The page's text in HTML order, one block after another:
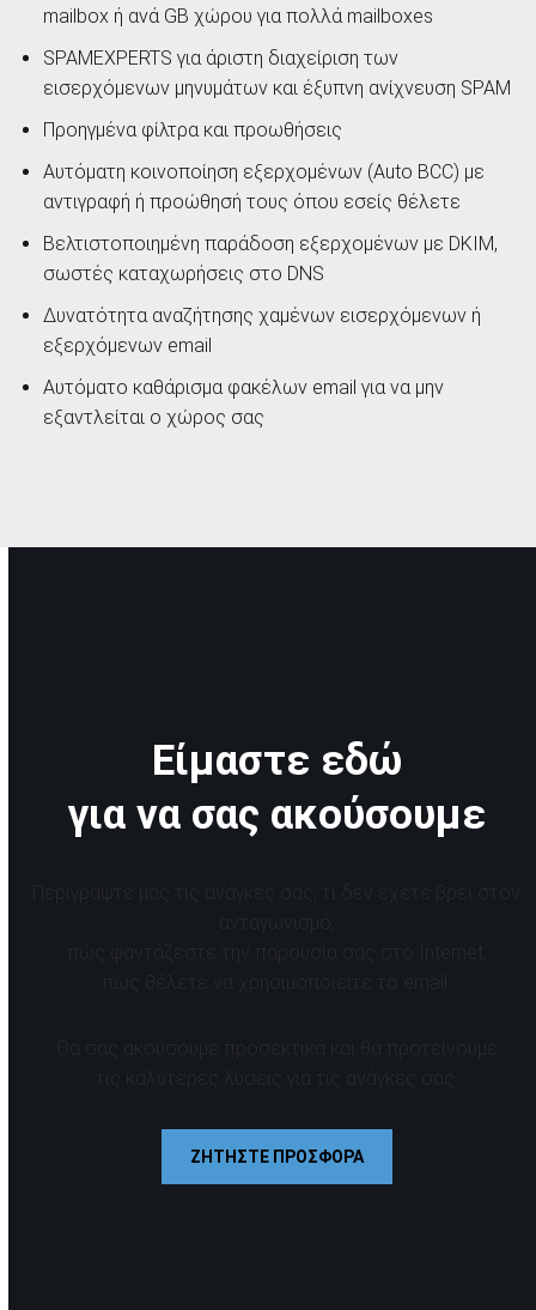
mailbox ή ανά GB χώρου για πολλά mailboxes
SPAMEXPERTS για άριστη διαχείριση των
εισερχόμενων μηνυμάτων και έξυπνη ανίχνευση SPAM
Προηγμένα φίλτρα και προωθήσεις
Αυτόματη κοινοποίηση εξερχομένων (Auto BCC) με
αντιγραφή ή προώθησή τους όπου εσείς θέλετε
Βελτιστοποιημένη παράδοση εξερχομένων με DKIM,
σωστές καταχωρήσεις στο DNS
Δυνατότητα αναζήτησης χαμένων εισερχόμενων ή
εξερχόμενων email
Αυτόματο καθάρισμα φακέλων email για να μην
εξαντλείται ο χώρος σας
Είμαστε εδώ
για να σας ακούσουμε
Περιγράψτε μας τις ανάγκες σας, τι δεν έχετε βρει στον
ΖΗΤΗΣΤΕ ΠΡΟΣΦΟΡΑ